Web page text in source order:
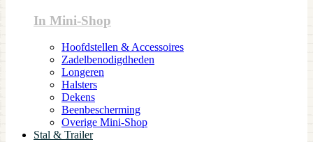
In Mini-Shop
Hoofdstellen & Accessoires
Zadelbenodigdheden
Longeren
Halsters
Dekens
Beenbescherming
Overige Mini-Shop
Stal & Trailer